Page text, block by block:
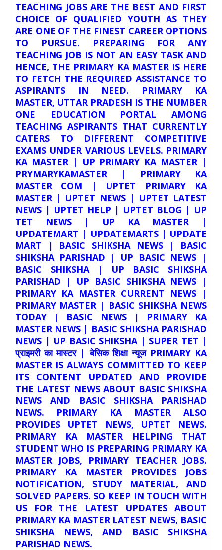
TEACHING JOBS ARE THE BEST AND FIRST
CHOICE OF QUALIFIED YOUTH AS THEY
ARE ONE OF THE FINEST CAREER OPTIONS
TO PURSUE. PREPARING FOR ANY
TEACHING JOB IS NOT AN EASY TASK AND
HENCE, THE PRIMARY KA MASTER IS HERE
TO FETCH THE REQUIRED ASSISTANCE TO
ASPIRANTS IN NEED. PRIMARY KA
MASTER, UTTAR PRADESH IS THE NUMBER
ONE EDUCATION PORTAL AMONG
TEACHING ASPIRANTS THAT CURRENTLY
CATERS TO DIFFERENT COMPETITIVE
EXAMS UNDER VARIOUS LEVELS. PRIMARY
KA MASTER | UP PRIMARY KA MASTER |
PRYMARYKAMASTER | PRIMARY KA
MASTER COM | UPTET PRIMARY KA
MASTER | UPTET NEWS | UPTET LATEST
NEWS | UPTET HELP | UPTET BLOG | UP
TET NEWS | UP KA MASTER |
UPDATEMART | UPDATEMARTS | UPDATE
MART | BASIC SHIKSHA NEWS | BASIC
SHIKSHA PARISHAD | UP BASIC NEWS |
BASIC SHIKSHA | UP BASIC SHIKSHA
PARISHAD | UP BASIC SHIKSHA NEWS |
PRIMARY KA MASTER CURRENT NEWS |
PRIMARY MASTER | BASIC SHIKSHA NEWS
TODAY | BASIC NEWS | PRIMARY KA
MASTER NEWS | BASIC SHIKSHA PARISHAD
NEWS | UP BASIC SHIKSHA | SUPER TET |
प्राइमरी का मास्टर | बेसिक शिक्षा न्यूज PRIMARY KA
MASTER IS ALWAYS COMMITTED TO KEEP
ITS CONTENT UPDATED AND PROVIDE
THE LATEST NEWS ABOUT BASIC SHIKSHA
NEWS AND BASIC SHIKSHA PARISHAD
NEWS. PRIMARY KA MASTER ALSO
PROVIDES UPTET NEWS, UPTET NEWS.
PRIMARY KA MASTER HELPING THAT
STUDENT WHO IS PREPARING PRIMARY KA
MASTER JOBS, PRIMARY TEACHER JOBS.
PRIMARY KA MASTER PROVIDES JOBS
NOTIFICATION, STUDY MATERIAL, AND
SOLVED PAPERS. SO KEEP IN TOUCH WITH
US FOR THE LATEST UPDATES ABOUT
PRIMARY KA MASTER LATEST NEWS, BASIC
SHIKSHA NEWS, AND BASIC SHIKSHA
PARISHAD NEWS.